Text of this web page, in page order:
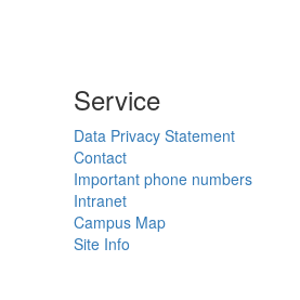
Service
Data Privacy Statement
Contact
Important phone numbers
Intranet
Campus Map
Site Info